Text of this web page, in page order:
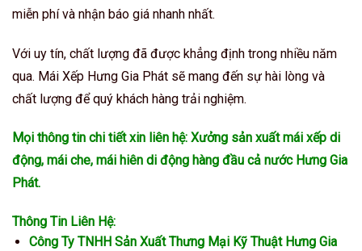
miễn phí và nhận báo giá nhanh nhất.
Với uy tín, chất lượng đã được khẳng định trong nhiều năm
qua. Mái Xếp Hưng Gia Phát sẽ mang đến sự hài lòng và
chất lượng để quý khách hàng trải nghiệm.
Mọi thông tin chi tiết xin liên hệ: Xưởng sản xuất mái xếp di
động, mái che, mái hiên di động hàng đầu cả nước Hưng Gia
Phát.
Thông Tin Liên Hệ:
Công Ty TNHH Sản Xuất Thưng Mại Kỹ Thuật Hưng Gia